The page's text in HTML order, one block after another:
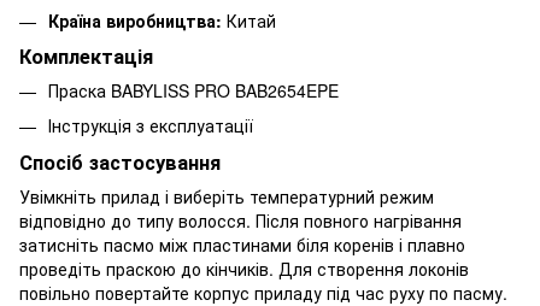
Країна виробництва: Китай
Комплектація
Праска BABYLISS PRO BAB2654EPE
Інструкція з експлуатації
Спосіб застосування
Увімкніть прилад і виберіть температурний режим
відповідно до типу волосся. Після повного нагрівання
затисніть пасмо між пластинами біля коренів і плавно
проведіть праскою до кінчиків. Для створення локонів
повільно повертайте корпус приладу під час руху по пасму.